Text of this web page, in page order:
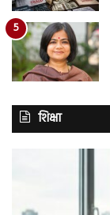
शिक्षा